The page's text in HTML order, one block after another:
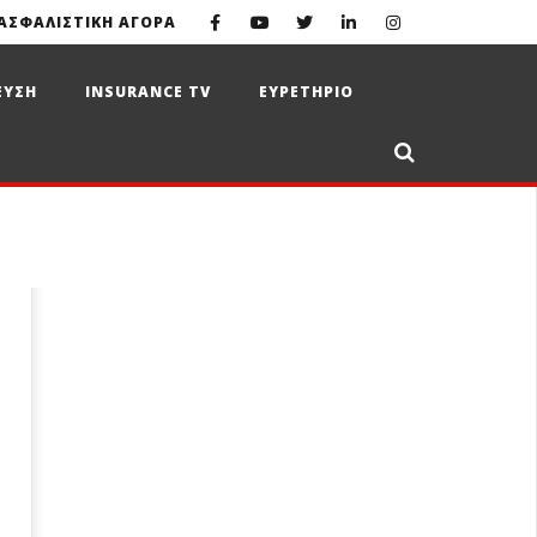
ΑΓΟΡΑ
INSURANCE TV ΕΥΡΕΤΗΡΙΟ